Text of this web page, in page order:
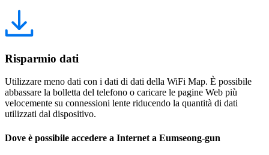
Risparmio dati
Utilizzare meno dati con i dati di dati della WiFi Map. È possibile
abbassare la bolletta del telefono o caricare le pagine Web più
velocemente su connessioni lente riducendo la quantità di dati
utilizzati dal dispositivo.
Dove è possibile accedere a Internet a Eumseong-gun